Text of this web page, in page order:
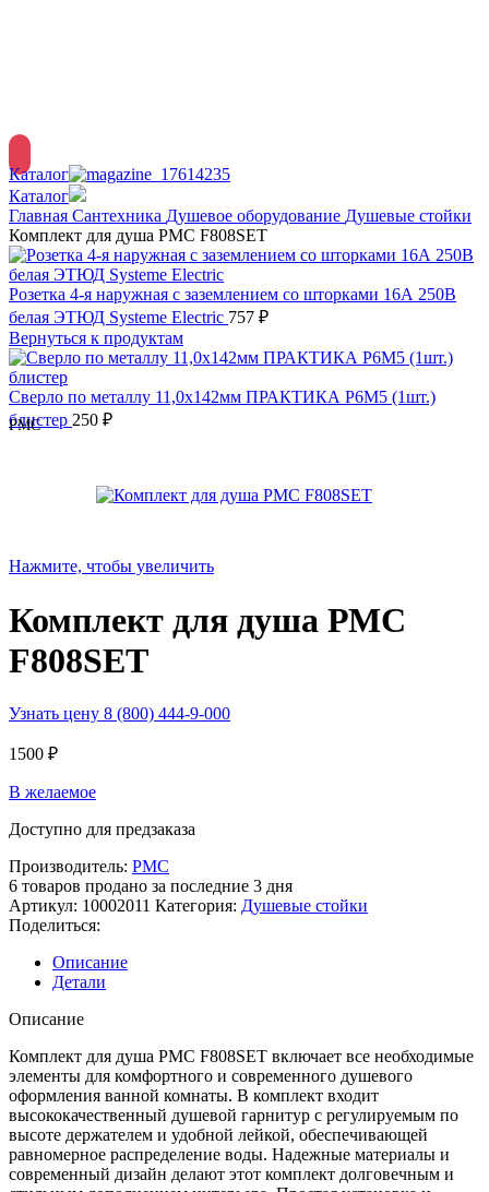
Каталог
Каталог
Главная Сантехника Душевое оборудование Душевые стойки
Комплект для душа РМС F808SET
Розетка 4-я наружная с заземлением со шторками 16А 250B
белая ЭТЮД Systeme Electric 757 ₽
Вернуться к продуктам
Сверло по металлу 11,0х142мм ПРАКТИКА Р6М5 (1шт.)
блистер 250 ₽
РМС
Нажмите, чтобы увеличить
Комплект для душа РМС
F808SET
Узнать цену 8 (800) 444-9-000
1500 ₽
В желаемое
Доступно для предзаказа
Производитель: РМС
6 товаров продано за последние 3 дня
Артикул: 10002011 Категория: Душевые стойки
Поделиться:
Описание
Детали
Описание
Комплект для душа РМС F808SET включает все необходимые
элементы для комфортного и современного душевого
оформления ванной комнаты. В комплект входит
высококачественный душевой гарнитур с регулируемым по
высоте держателем и удобной лейкой, обеспечивающей
равномерное распределение воды. Надежные материалы и
современный дизайн делают этот комплект долговечным и